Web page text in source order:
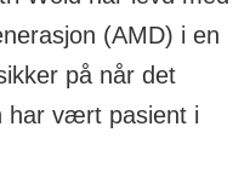
(AMD) i en
på når det
har vært pasient i